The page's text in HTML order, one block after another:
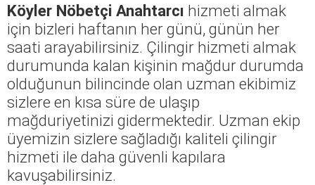
Köyler Nöbetçi Anahtarcı hizmeti almak
için bizleri haftanın her günü, günün her
saati arayabilirsiniz. Çilingir hizmeti almak
durumunda kalan kişinin mağdur durumda
olduğunun bilincinde olan uzman ekibimiz
sizlere en kısa süre de ulaşıp
mağduriyetinizi gidermektedir. Uzman ekip
üyemizin sizlere sağladığı kaliteli çilingir
hizmeti ile daha güvenli kapılara
kavuşabilirsiniz.